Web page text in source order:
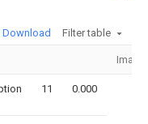
Download Filter table
Image
11 0.000